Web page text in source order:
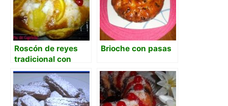
Roscón de reyes
tradicional con
masa madre
Brioche con pasas